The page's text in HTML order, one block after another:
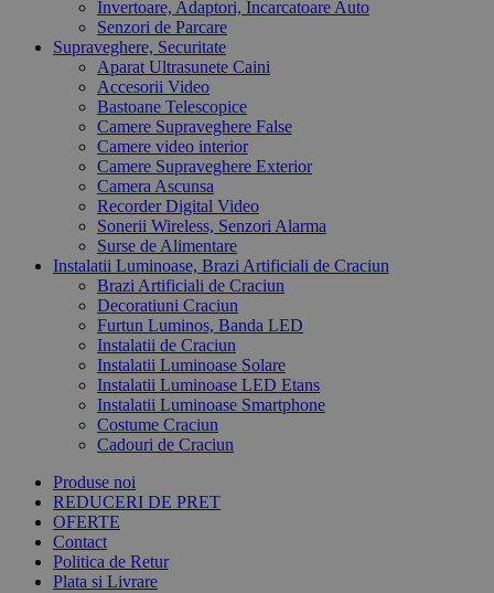
Invertoare, Adaptori, Incarcatoare Auto
Senzori de Parcare
Supraveghere, Securitate
Aparat Ultrasunete Caini
Accesorii Video
Bastoane Telescopice
Camere Supraveghere False
Camere video interior
Camere Supraveghere Exterior
Camera Ascunsa
Recorder Digital Video
Sonerii Wireless, Senzori Alarma
Surse de Alimentare
Instalatii Luminoase, Brazi Artificiali de Craciun
Brazi Artificiali de Craciun
Decoratiuni Craciun
Furtun Luminos, Banda LED
Instalatii de Craciun
Instalatii Luminoase Solare
Instalatii Luminoase LED Etans
Instalatii Luminoase Smartphone
Costume Craciun
Cadouri de Craciun
Produse noi
REDUCERI DE PRET
OFERTE
Contact
Politica de Retur
Plata si Livrare